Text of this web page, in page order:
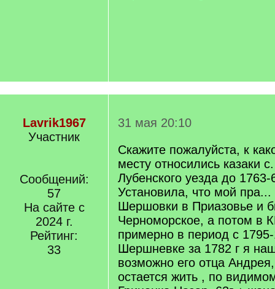
Lavrik1967
Участник
Сообщений:
57
На сайте с
2024 г.
Рейтинг:
33
31 мая 20:10
Скажите пожалуйста, к
месту относились казаки
Лубенского уезда до 1763-
Установила, что мой пра...
Шершовки в Приазовье и
Черноморское, а потом в
примерно в период с
Шершневке за 1782 г я
возможно его отца
остается жить , по